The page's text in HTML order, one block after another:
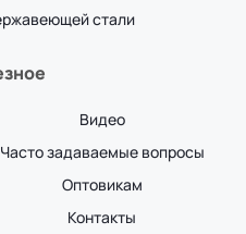
стали
Видео
Часто задаваемые вопросы
Оптовикам
Контакты